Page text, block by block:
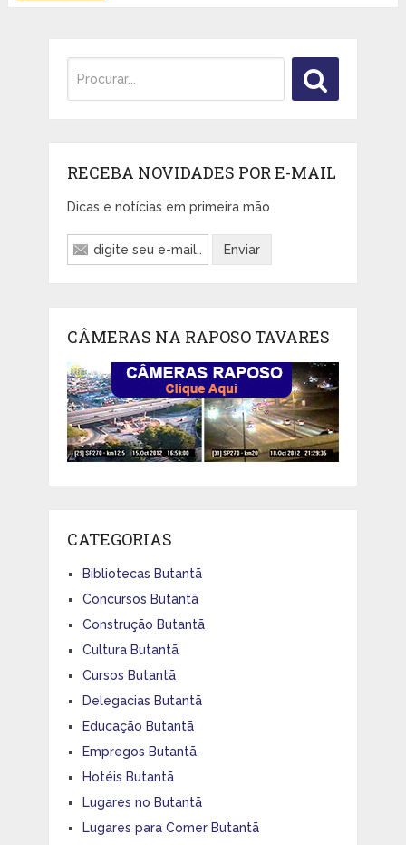
RECEBA NOVIDADES POR E-MAIL
Dicas e notícias em primeira mão
CÂMERAS NA RAPOSO TAVARES
CATEGORIAS
Bibliotecas Butantã
Concursos Butantã
Construção Butantã
Cultura Butantã
Cursos Butantã
Delegacias Butantã
Educação Butantã
Empregos Butantã
Hotéis Butantã
Lugares no Butantã
Lugares para Comer Butantã